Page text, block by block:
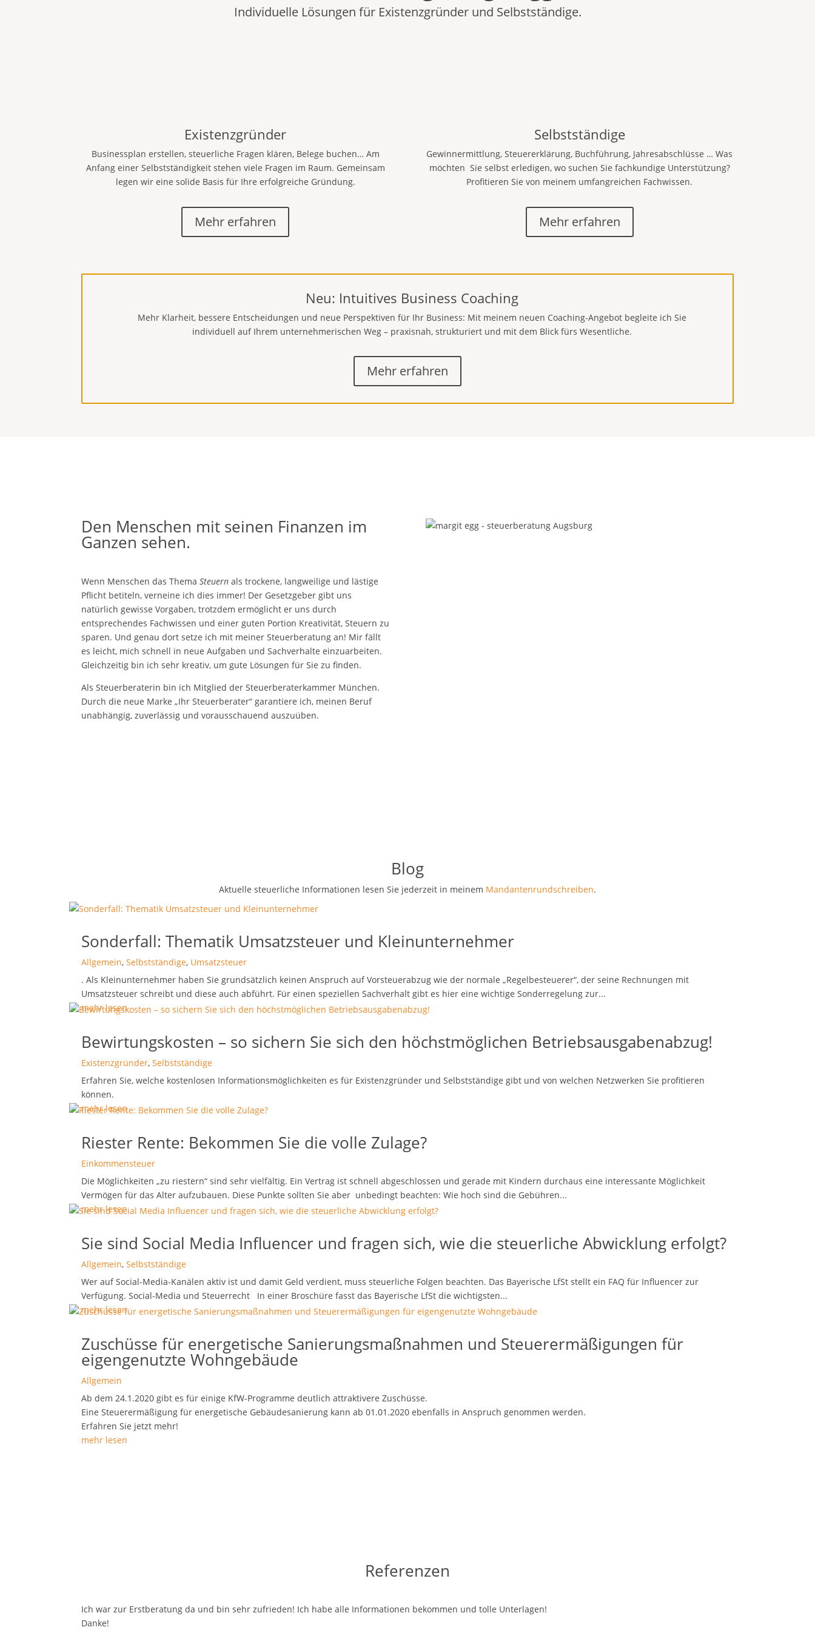
Individuelle Lösungen für Existenzgründer und Selbstständige.
Existenzgründer
Businessplan erstellen, steuerliche Fragen klären, Belege buchen… Am
Anfang einer Selbstständigkeit stehen viele Fragen im Raum. Gemeinsam
legen wir eine solide Basis für Ihre erfolgreiche Gründung.
Mehr erfahren
Selbstständige
Gewinnermittlung, Steuererklärung, Buchführung, Jahresabschlüsse … Was
möchten Sie selbst erledigen, wo suchen Sie fachkundige Unterstützung?
Profitieren Sie von meinem umfangreichen Fachwissen.
Mehr erfahren
Neu: Intuitives Business Coaching
Mehr Klarheit, bessere Entscheidungen und neue Perspektiven für Ihr Business: Mit meinem neuen Coaching-Angebot begleite ich Sie
individuell auf Ihrem unternehmerischen Weg – praxisnah, strukturiert und mit dem Blick fürs Wesentliche.
Mehr erfahren
Den Menschen mit seinen Finanzen im
Ganzen sehen.
Wenn Menschen das ThemaSteuern als trockene, langweilige und lästige
Pflicht betiteln, verneine ich dies immer! Der Gesetzgeber gibt uns
natürlich gewisse Vorgaben, trotzdem ermöglicht er uns durch
entsprechendes Fachwissen und einer guten Portion Kreativität, Steuern zu
sparen. Und genau dort setze ich mit meiner Steuerberatung an! Mir fällt
es leicht, mich schnell in neue Aufgaben und Sachverhalte einzuarbeiten.
Gleichzeitig bin ich sehr kreativ, um gute Lösungen für Sie zu finden.
Als Steuerberaterin bin ich Mitglied der Steuerberaterkammer München.
Durch die neue Marke „Ihr Steuerberater“ garantiere ich, meinen Beruf
unabhängig, zuverlässig und vorausschauend auszuüben.
Blog
Aktuelle steuerliche Informationen lesen Sie jederzeit in meinem Mandantenrundschreiben.
Sonderfall: Thematik Umsatzsteuer und Kleinunternehmer
Allgemein,Selbstständige, Umsatzsteuer
. Als Kleinunternehmer haben Sie grundsätzlich keinen Anspruch auf Vorsteuerabzug wie der normale „Regelbesteuerer“, der seine Rechnungen mit
Umsatzsteuer schreibt und diese auch abführt. Für einen speziellen Sachverhalt gibt es hier eine wichtige Sonderregelung zur...
mehr lesen
Bewirtungskosten – so sichern Sie sich den höchstmöglichen Betriebsausgabenabzug!
Existenzgründer,Selbstständige
Erfahren Sie, welche kostenlosen Informationsmöglichkeiten es für Existenzgründer und Selbstständige gibt und von welchen Netzwerken Sie profitieren
können.
mehr lesen
Riester Rente: Bekommen Sie die volle Zulage?
Einkommensteuer
Die Möglichkeiten „zu riestern“ sind sehr vielfältig. Ein Vertrag ist schnell abgeschlossen und gerade mit Kindern durchaus eine interessante Möglichkeit
Vermögen für das Alter aufzubauen. Diese Punkte sollten Sie aber unbedingt beachten: Wie hoch sind die Gebühren...
mehr lesen
Sie sind Social Media Influencer und fragen sich, wie die steuerliche Abwicklung erfolgt?
Allgemein,Selbstständige
Wer auf Social-Media-Kanälen aktiv ist und damit Geld verdient, muss steuerliche Folgen beachten. Das Bayerische LfSt stellt ein FAQ für Influencer zur
Verfügung. Social-Media und Steuerrecht In einer Broschüre fasst das Bayerische LfSt die wichtigsten...
mehr lesen
Zuschüsse für energetische Sanierungsmaßnahmen und Steuerermäßigungen für
eigengenutzte Wohngebäude
Allgemein
Ab dem 24.1.2020 gibt es für einige KfW-Programme deutlich attraktivere Zuschüsse.
Eine Steuerermäßigung für energetische Gebäudesanierung kann ab 01.01.2020 ebenfalls in Anspruch genommen werden.
Erfahren Sie jetzt mehr!
mehr lesen
Referenzen
Ich war zur Erstberatung da und bin sehr zufrieden! Ich habe alle Informationen bekommen und tolle Unterlagen!
Danke!